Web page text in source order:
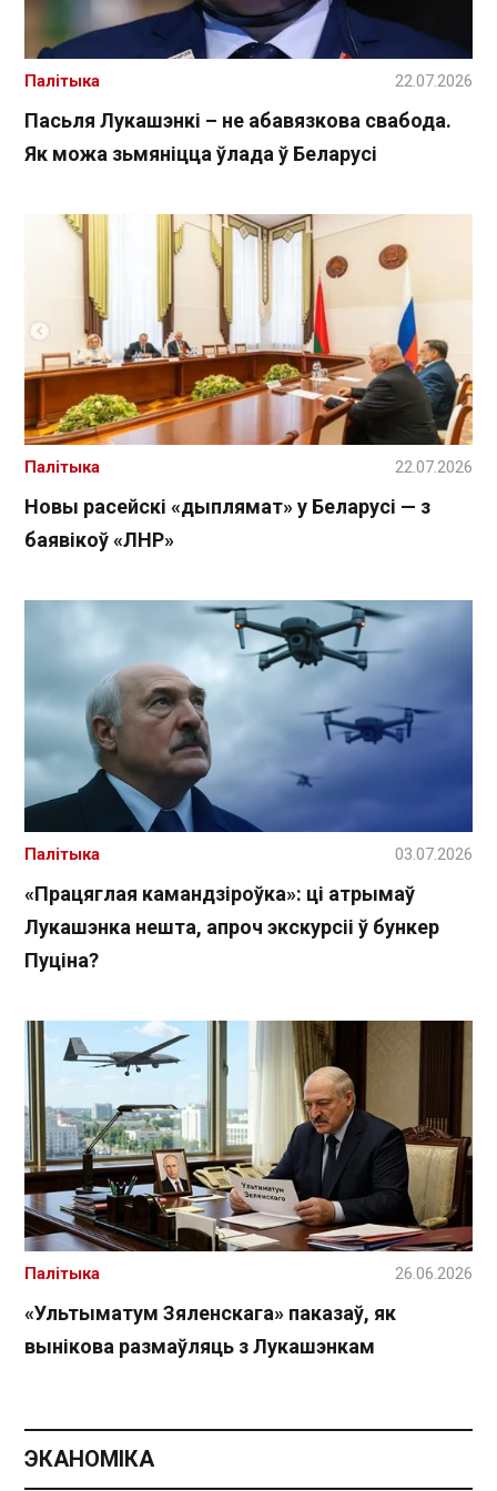
Пасьля Лукашэнкі – не абавязкова свабода.
Як можа зьмяніцца ўлада ў Беларусі
Палітыка 22.07.2026
Новы расейскі «дыплямат» у Беларусі — з
баявікоў «ЛНР»
Палітыка 22.07.2026
«Працяглая камандзіроўка»: ці атрымаў
Лукашэнка нешта, апроч экскурсіі ў бункер
Пуціна?
Палітыка 03.07.2026
«Ультыматум Зяленскага» паказаў, як
вынікова размаўляць з Лукашэнкам
Палітыка 26.06.2026
ЭКАНОМІКА